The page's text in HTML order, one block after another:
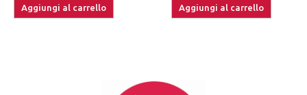
Aggiungi al carrello Aggiungi al carrello